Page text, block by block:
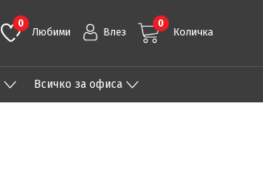
0
Любими Влез
0
Количка
Всичко за офиса